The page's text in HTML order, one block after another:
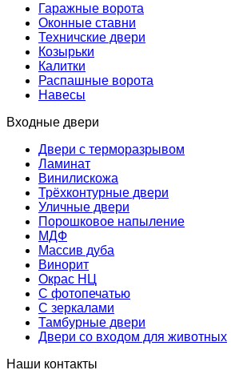
Гаражные ворота
Оконные ставни
Техничские двери
Козырьки
Калитки
Распашные ворота
Навесы
Входные двери
Двери с терморазрывом
Ламинат
Винилискожа
Трёхконтурные двери
Уличные двери
Порошковое напыление
МДФ
Массив дуба
Винорит
Окрас НЦ
С фотопечатью
С зеркалами
Тамбурные двери
Двери со входом для животных
Наши контакты